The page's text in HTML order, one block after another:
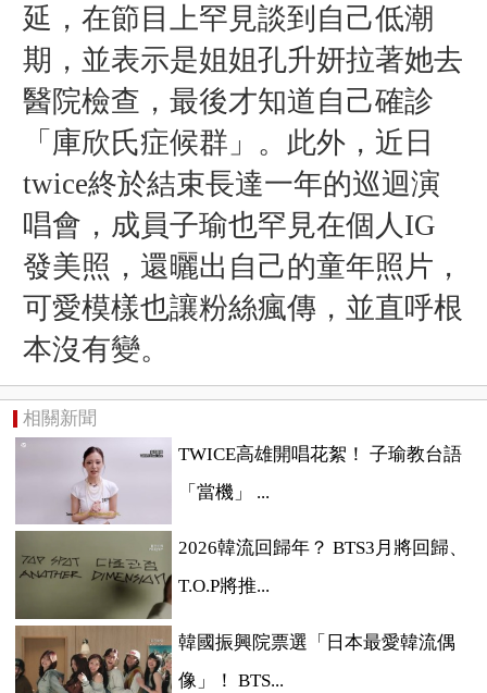
延，在節目上罕見談到自己低潮
期， 並表示是姐姐孔升妍拉著她去
醫院檢查，最後才知道自己確診
「庫欣氏症候群」。此外，近日
twice終於結束長達一年的巡迴演
唱會，成員子瑜也罕見在個人IG
發美照， 還曬出自己的童年照片，
可愛模樣也讓粉絲瘋傳，並直呼根
本沒有變。
相關新聞
TWICE高雄開唱花絮！ 子瑜教台語
「當機」 ...
2026韓流回歸年？ BTS3月將回歸、
T.O.P將推...
韓國振興院票選「日本最愛韓流偶
像」！ BTS...